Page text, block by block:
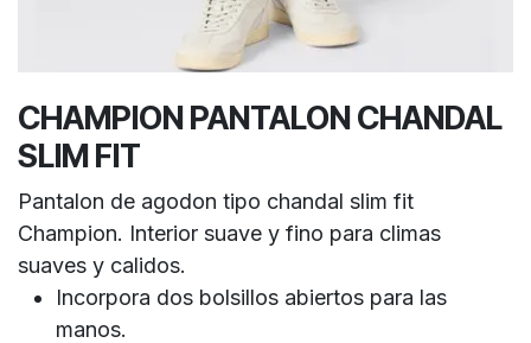
CHAMPION PANTALON CHANDAL
SLIM FIT
Pantalon de agodon tipo chandal slim fit
Champion. Interior suave y fino para climas
suaves y calidos.
Incorpora dos bolsillos abiertos para las
manos.